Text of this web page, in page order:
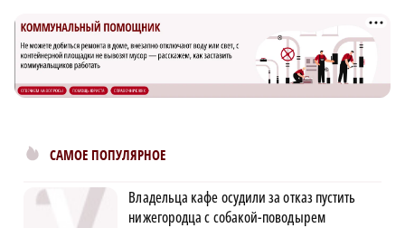
САМОЕ ПОПУЛЯРНОЕ
Владельца кафе осудили за отказ пустить
нижегородца с собакой-поводырем